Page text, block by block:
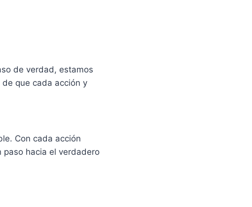
de verdad, estamos
que cada acción y
Con cada acción
hacia el verdadero